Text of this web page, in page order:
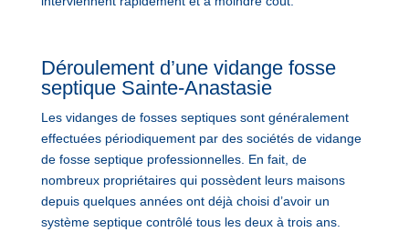
Déroulement d’une vidange fosse
septique Sainte-Anastasie
Les vidanges de fosses septiques sont généralement
effectuées périodiquement par des sociétés de vidange
de fosse septique professionnelles. En fait, de
nombreux propriétaires qui possèdent leurs maisons
depuis quelques années ont déjà choisi d’avoir un
système septique contrôlé tous les deux à trois ans.